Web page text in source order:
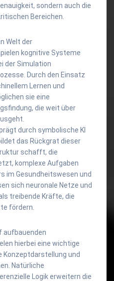
sondern auch die
Bereichen.
Welt der
kognitive Systeme
der Simulation
Durch den Einsatz
Lernen und
sie eine
die weit über
durch symbolische KI
das Rückgrat dieser
schafft, die
komplexe Aufgaben
im Gesundheitswesen und
sich neuronale Netze und
treibende Kräfte, die
fördern.
aufbauenden
hierbei eine wichtige
Konzeptdarstellung und
Natürliche
Logik erweitern die